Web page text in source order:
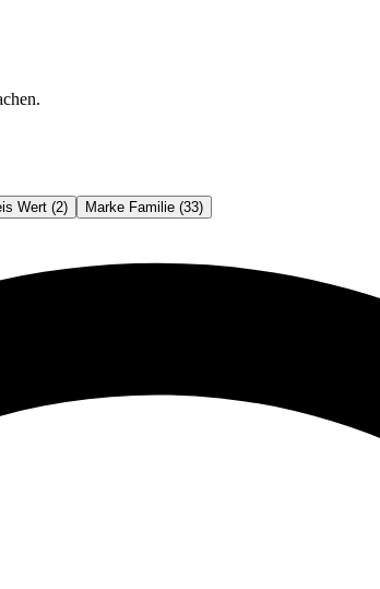
Wert (2) Marke Familie (33)